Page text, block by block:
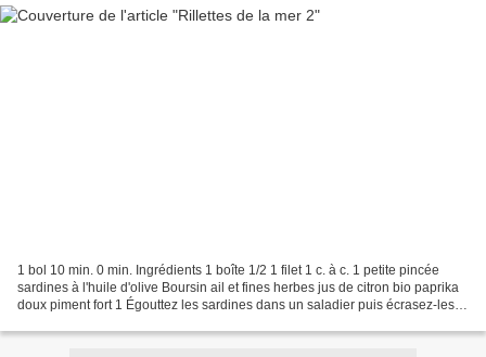
1 bol 10 min. 0 min. Ingrédients 1 boîte 1/2 1 filet 1 c. à c. 1 petite pincée
sardines à l'huile d'olive Boursin ail et fines herbes jus de citron bio paprika
doux piment fort 1 Égouttez les sardines dans un saladier puis écrasez-les à